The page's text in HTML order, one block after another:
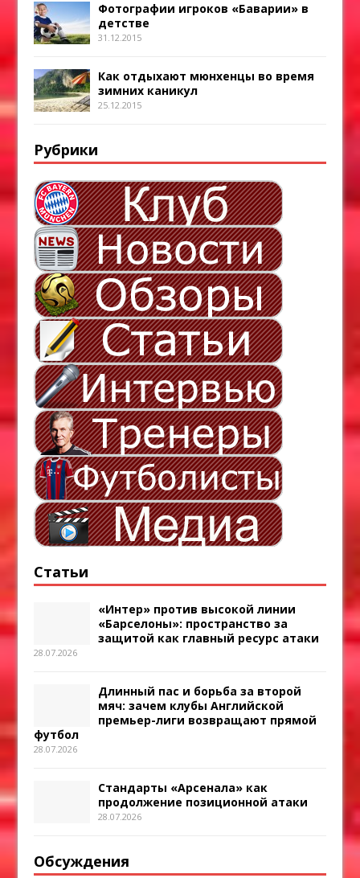
Фотографии игроков «Баварии» в
детстве
31.12.2015
Как отдыхают мюнхенцы во время
зимних каникул
25.12.2015
Рубрики
Статьи
«Интер» против высокой линии
«Барселоны»: пространство за
защитой как главный ресурс атаки
28.07.2026
Длинный пас и борьба за второй
мяч: зачем клубы Английской
премьер-лиги возвращают прямой
футбол
28.07.2026
Стандарты «Арсенала» как
продолжение позиционной атаки
28.07.2026
Обсуждения